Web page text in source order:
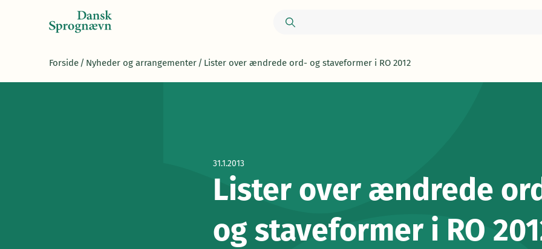
Forside / Nyheder og arrangementer / Lister over ændrede ord- og staveformer i RO 2012
31.1.2013
Lister over ændrede
og staveformer i RO